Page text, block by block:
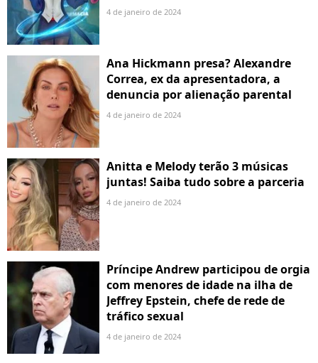
4 de janeiro de 2024
Ana Hickmann presa? Alexandre
Correa, ex da apresentadora, a
denuncia por alienação parental
4 de janeiro de 2024
Anitta e Melody terão 3 músicas
juntas! Saiba tudo sobre a parceria
4 de janeiro de 2024
Príncipe Andrew participou de orgia
com menores de idade na ilha de
Jeffrey Epstein, chefe de rede de
tráfico sexual
4 de janeiro de 2024